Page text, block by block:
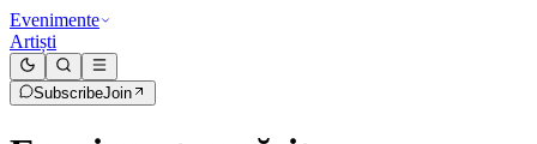
Evenimente
Artiști
SubscribeJoin